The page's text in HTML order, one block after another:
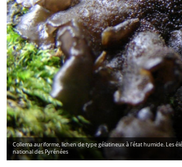
Collema auriforme, lichen de type gélatineux à l'état humide. Les
national des Pyrénées